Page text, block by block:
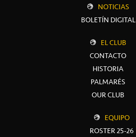
NOTICIAS
BOLETÍN DIGITAL
EL CLUB
CONTACTO
HISTORIA
PALMARÉS
OUR CLUB
EQUIPO
ROSTER 25-26